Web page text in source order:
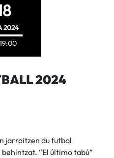
2024
19:00
2024
jarraitzen du futbol
“El último tabú”